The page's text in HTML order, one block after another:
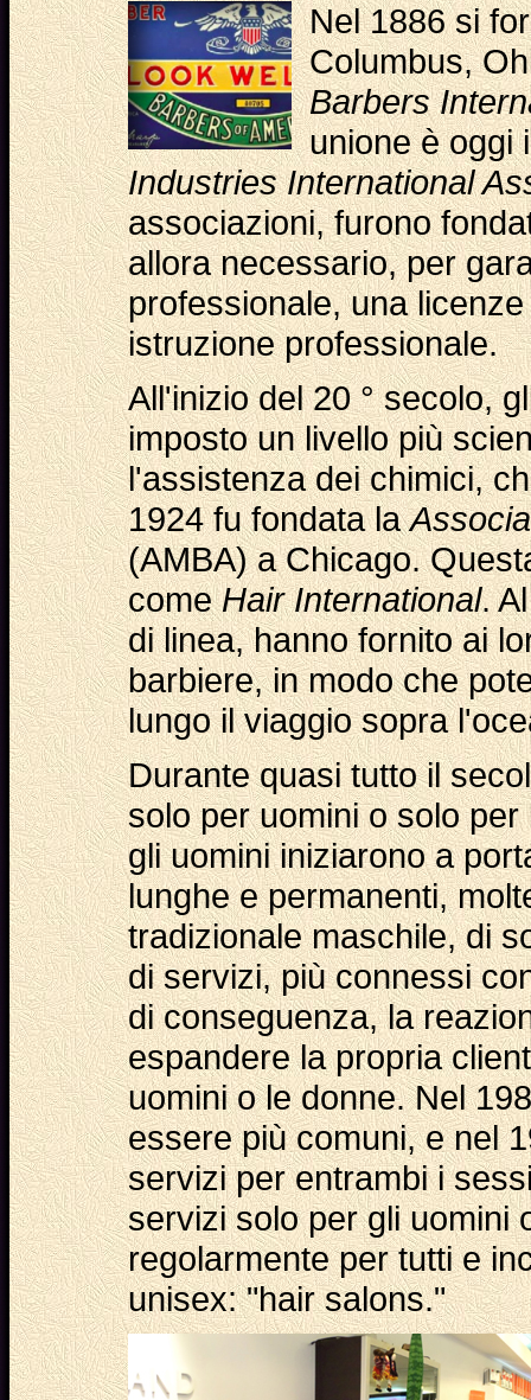
Nel 1886 si
Columbus,
Barbers
unione è oggi
Industries International
associazioni, furono
allora necessario, per
professionale, una
istruzione professionale.
All'inizio del 20 ° secolo,
imposto un livello più
l'assistenza dei chimici,
1924 fu fondata la
(AMBA) a Chicago.
comeHair International.
di linea, hanno fornito ai
barbiere, in modo che
lungo il viaggio sopra
Durante quasi tutto il
solo per uomini o solo
gli uomini iniziarono a
lunghe e permanenti,
tradizionale maschile, di
di servizi, più connessi
di conseguenza, la
espandere la propria
uomini o le donne. Nel
essere più comuni, e nel
servizi per entrambi i
servizi solo per gli uomini
regolarmente per tutti e
unisex: "hair salons."